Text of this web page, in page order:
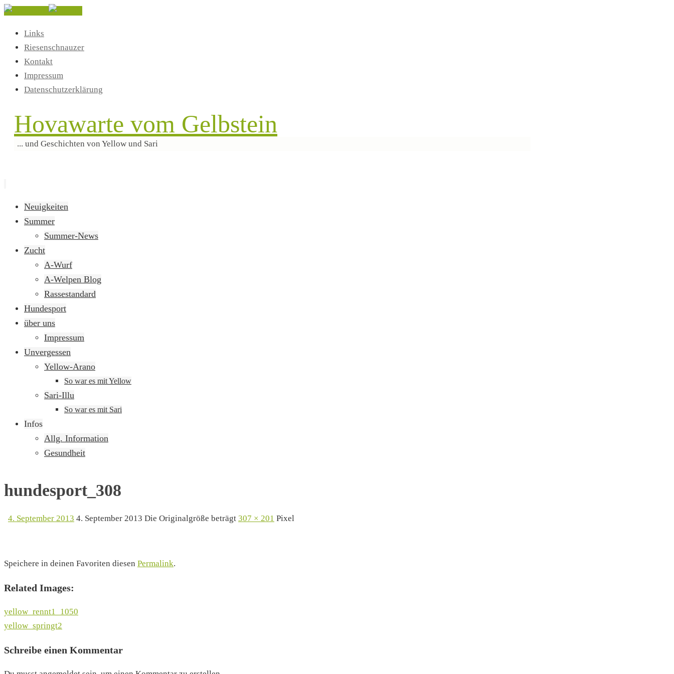
Links
Riesenschnauzer
Kontakt
Impressum
Datenschutzerklärung
Hovawarte vom Gelbstein
... und Geschichten von Yellow und Sari
Zum
Inhalt
Neuigkeiten
Summer
Summer-News
Zucht
A-Wurf
A-Welpen Blog
Rassestandard
Hundesport
über uns
Impressum
Unvergessen
Yellow-Arano
So war es mit Yellow
Sari-Illu
So war es mit Sari
Infos
Allg. Information
Gesundheit
hundesport_308
4. September 2013 4. September 2013 Die Originalgröße beträgt 307 × 201 Pixel
Speichere in deinen Favoriten diesen Permalink.
Related Images:
yellow_rennt1_1050
yellow_springt2
Schreibe einen Kommentar